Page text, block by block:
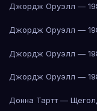
Джордж Оруэлл —
Джордж Оруэлл —
Джордж Оруэлл —
Джордж Оруэлл —
Донна Тартт — Щегол